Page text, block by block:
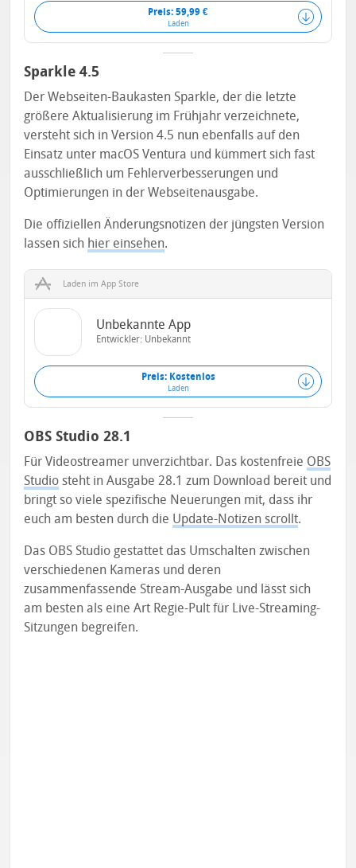
Preis: 59,99 €
Laden
Sparkle 4.5
Der Webseiten-Baukasten Sparkle, der die letzte
größere Aktualisierung im Frühjahr verzeichnete,
versteht sich in Version 4.5 nun ebenfalls auf den
Einsatz unter macOS Ventura und kümmert sich fast
ausschließlich um Fehlerverbesserungen und
Optimierungen in der Webseitenausgabe.
Die offiziellen Änderungsnotizen der jüngsten Version
lassen sich hier einsehen.
Laden im App Store
Unbekannte App
Entwickler: Unbekannt
Preis: Kostenlos
Laden
OBS Studio 28.1
Für Videostreamer unverzichtbar. Das kostenfreie OBS
Studio steht in Ausgabe 28.1 zum Download bereit und
bringt so viele spezifische Neuerungen mit, dass ihr
euch am besten durch die Update-Notizen scrollt.
Das OBS Studio gestattet das Umschalten zwischen
verschiedenen Kameras und deren
zusammenfassende Stream-Ausgabe und lässt sich
am besten als eine Art Regie-Pult für Live-Streaming-
Sitzungen begreifen.